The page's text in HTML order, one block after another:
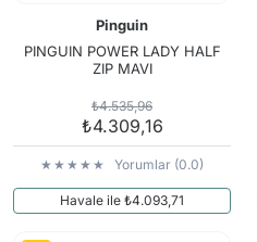
Pinguin
PINGUIN POWER LADY HALF
ZIP MAVI
₺4.535,96
₺4.309,16
Yorumlar (0.0)
Havale ile ₺4.093,71